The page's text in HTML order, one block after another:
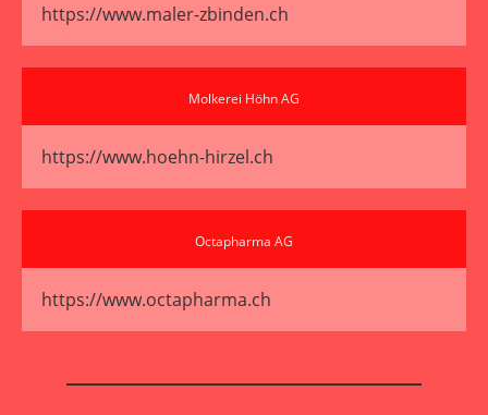
https://www.maler-zbinden.ch
Molkerei Höhn AG
https://www.hoehn-hirzel.ch
Octapharma AG
https://www.octapharma.ch